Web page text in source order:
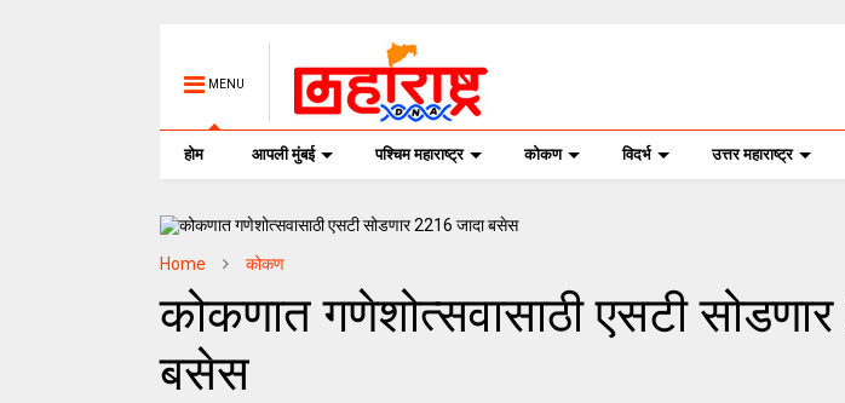
MENU
होम आपली मुंबई पश्चिम महाराष्ट्र कोकण विदर्भ उत्तर महाराष्ट्र
Home कोकण
कोकणात गणेशोत्सवासाठी एसटी
बसेस